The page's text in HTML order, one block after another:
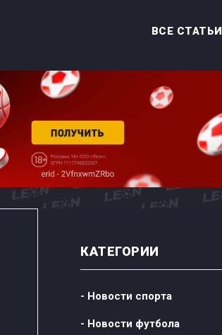
ВСЕ СТАТЬИ
КАТЕГОРИИ
- Новости спорта
- Новости футбола